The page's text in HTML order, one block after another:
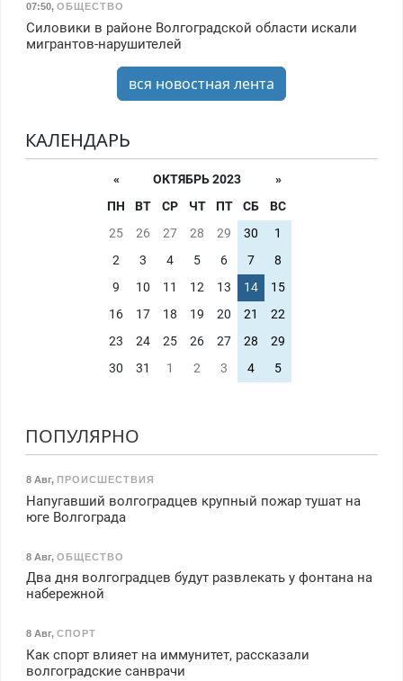
07:50, ОБЩЕСТВО
Силовики в районе Волгоградской области искали
мигрантов-нарушителей
вся новостная лента
КАЛЕНДАРЬ
« ОКТЯБРЬ 2023
»
ПН
ВТ СР ЧТ ПТ СБ
ВС
25
26 27 28 29 30
1
2
3 4 5 6 7
8
9
10 11 12 13 14
15
16
17 18 19 20 21
22
23
24 25 26 27 28
29
30
31 1 2 3 4 5
ПОПУЛЯРНО
8 Авг, ПРОИСШЕСТВИЯ
Напугавший волгоградцев крупный пожар тушат на
юге Волгограда
8 Авг, ОБЩЕСТВО
Два дня волгоградцев будут развлекать у фонтана на
набережной
8 Авг, СПОРТ
Как спорт влияет на иммунитет, рассказали
волгоградские санврачи